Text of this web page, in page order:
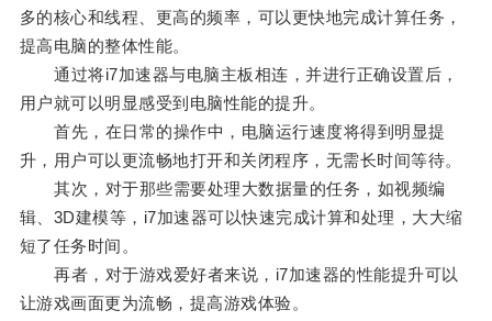
多的核心和线程、更高的频率，可以更快地完成计算任务，
提高电脑的整体性能。
通过将i7加速器与电脑主板相连，并进行正确设置后，
用户就可以明显感受到电脑性能的提升。
首先，在日常的操作中，电脑运行速度将得到明显提
升，用户可以更流畅地打开和关闭程序，无需长时间等待。
其次，对于那些需要处理大数据量的任务，如视频编
辑、3D建模等，i7加速器可以快速完成计算和处理，大大缩
短了任务时间。
再者，对于游戏爱好者来说，i7加速器的性能提升可以
让游戏画面更为流畅，提高游戏体验。